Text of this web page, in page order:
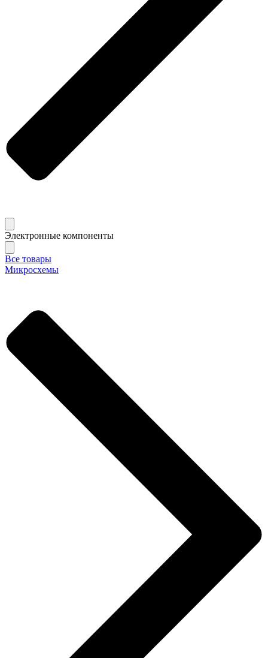
Электронные компоненты
Все товары
Микросхемы